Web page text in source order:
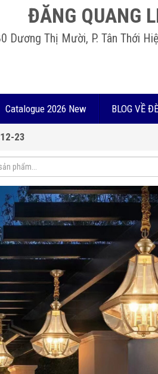
ĐĂNG QUANG
Dương Thị Mười, P. Tân Thới
Catalogue 2026 New BLOG VỀ
23